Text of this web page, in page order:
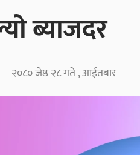
ब्याजदर
२०८० जेष्ठ २८ गते , आईतबार